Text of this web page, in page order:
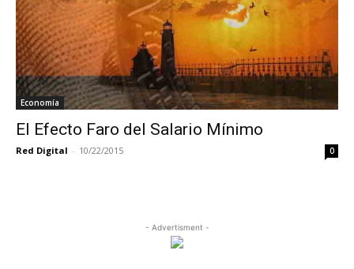
Economía
El Efecto Faro del Salario Mínimo
Red Digital - 10/22/2015 0
- Advertisment -